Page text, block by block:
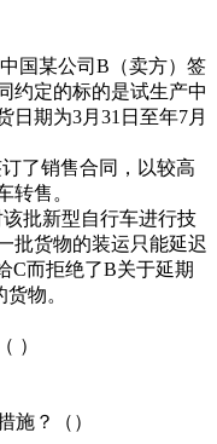
国某公司B（卖方）签
约定的标的是试生产中
日期为3月31日至年7月
了销售合同，以较高
转售。
批新型自行车进行技
批货物的装运只能延迟
C而拒绝了B关于延期
物。
）
施？（）